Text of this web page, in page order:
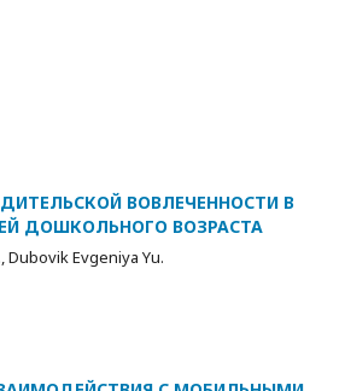
ВОВЛЕЧЕННОСТИ В
ДОШКОЛЬНОГО ВОЗРАСТА
Dubovik Evgeniya Yu.